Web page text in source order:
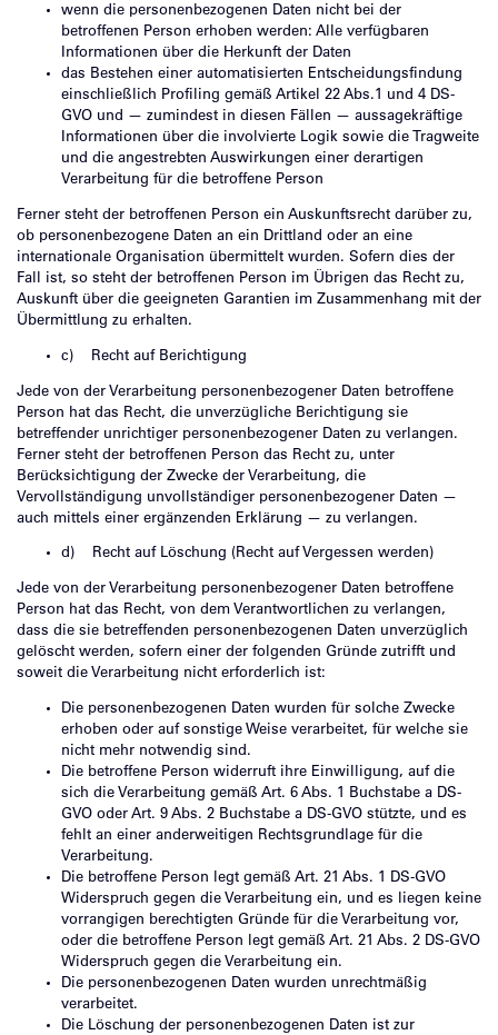
wenn die personenbezogenen Daten nicht bei der
betroffenen Person erhoben werden: Alle verfügbaren
Informationen über die Herkunft der Daten
das Bestehen einer automatisierten Entscheidungsfindung
einschließlich Profiling gemäß Artikel 22 Abs.1 und 4 DS-
GVO und — zumindest in diesen Fällen — aussagekräftige
Informationen über die involvierte Logik sowie die Tragweite
und die angestrebten Auswirkungen einer derartigen
Verarbeitung für die betroffene Person
Ferner steht der betroffenen Person ein Auskunftsrecht darüber zu,
ob personenbezogene Daten an ein Drittland oder an eine
internationale Organisation übermittelt wurden. Sofern dies der
Fall ist, so steht der betroffenen Person im Übrigen das Recht zu,
Auskunft über die geeigneten Garantien im Zusammenhang mit der
Übermittlung zu erhalten.
c) Recht auf Berichtigung
Jede von der Verarbeitung personenbezogener Daten betroffene
Person hat das Recht, die unverzügliche Berichtigung sie
betreffender unrichtiger personenbezogener Daten zu verlangen.
Ferner steht der betroffenen Person das Recht zu, unter
Berücksichtigung der Zwecke der Verarbeitung, die
Vervollständigung unvollständiger personenbezogener Daten —
auch mittels einer ergänzenden Erklärung — zu verlangen.
d) Recht auf Löschung (Recht auf Vergessen werden)
Jede von der Verarbeitung personenbezogener Daten betroffene
Person hat das Recht, von dem Verantwortlichen zu verlangen,
dass die sie betreffenden personenbezogenen Daten unverzüglich
gelöscht werden, sofern einer der folgenden Gründe zutrifft und
soweit die Verarbeitung nicht erforderlich ist:
Die personenbezogenen Daten wurden für solche Zwecke
erhoben oder auf sonstige Weise verarbeitet, für welche sie
nicht mehr notwendig sind.
Die betroffene Person widerruft ihre Einwilligung, auf die
sich die Verarbeitung gemäß Art. 6 Abs. 1 Buchstabe a DS-
GVO oder Art. 9 Abs. 2 Buchstabe a DS-GVO stützte, und es
fehlt an einer anderweitigen Rechtsgrundlage für die
Verarbeitung.
Die betroffene Person legt gemäß Art. 21 Abs. 1 DS-GVO
Widerspruch gegen die Verarbeitung ein, und es liegen keine
vorrangigen berechtigten Gründe für die Verarbeitung vor,
oder die betroffene Person legt gemäß Art. 21 Abs. 2 DS-GVO
Widerspruch gegen die Verarbeitung ein.
Die personenbezogenen Daten wurden unrechtmäßig
verarbeitet.
Die Löschung der personenbezogenen Daten ist zur